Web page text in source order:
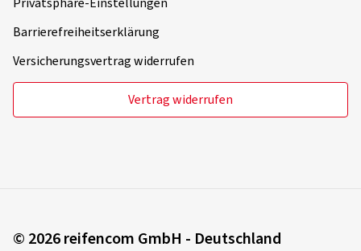
Barrierefreiheitserklärung
Versicherungsvertrag widerrufen
Vertrag widerrufen
© 2026 reifencom GmbH - Deutschland